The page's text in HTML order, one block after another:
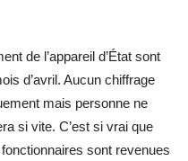
de l’appareil d’État sont
d’avril. Aucun chiffrage
mais personne ne
si vite. C’est si vrai que
sont revenues